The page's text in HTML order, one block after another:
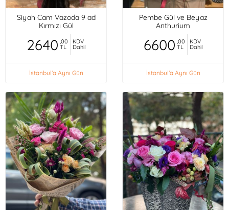
Siyah Cam Vazoda 9 ad
Kırmızı Gül
2640 ,00
TL
KDV
Dahil
İstanbul'a Aynı Gün
Pembe Gül ve Beyaz
Anthurium
6600 ,00
TL
KDV
Dahil
İstanbul'a Aynı Gün